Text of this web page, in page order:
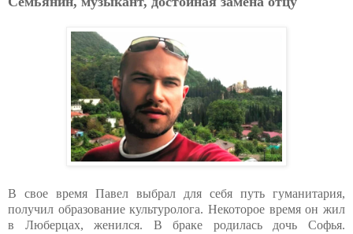
В свое время Павел выбрал для себя путь гуманитария,
получил образование культуролога. Некоторое время он жил
в Люберцах, женился. В браке родилась дочь Софья.